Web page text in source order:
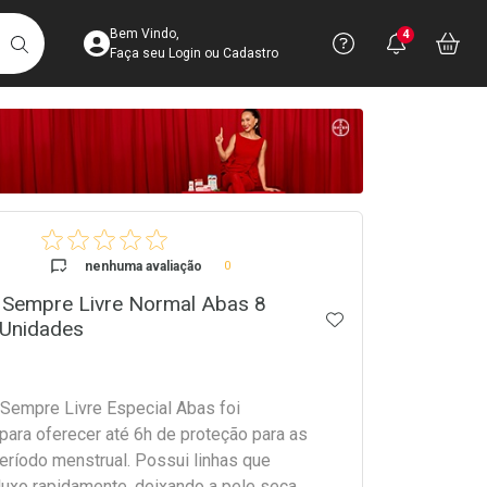
BUSCARAcesse sua Conta
Bem Vindo,
Faça seu Login ou Cadastro
Precisa
Ver Recursos
Você
4
nenhuma avaliação 0
Livre Normal Abas 8
ADICIONAR AOS
Livre Especial Abas foi
oferecer até 6h de proteção para as
menstrual. Possui linhas que